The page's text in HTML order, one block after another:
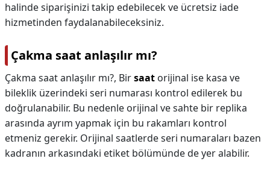
halinde siparişinizi takip edebilecek ve ücretsiz iade
hizmetinden faydalanabileceksiniz.
Çakma saat anlaşılır mı?
Çakma saat anlaşılır mı?, Birsaat orijinal ise kasa ve
bileklik üzerindeki seri numarası kontrol edilerek bu
doğrulanabilir. Bu nedenle orijinal ve sahte bir replika
arasında ayrım yapmak için bu rakamları kontrol
etmeniz gerekir. Orijinal saatlerde seri numaraları bazen
kadranın arkasındaki etiket bölümünde de yer alabilir.